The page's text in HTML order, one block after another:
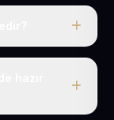
Bu bedele alan